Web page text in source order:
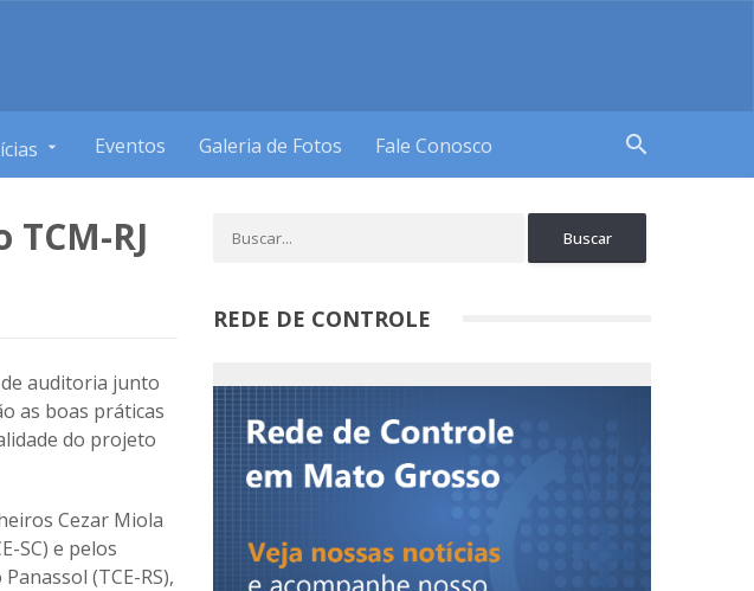
Eventos Galeria de Fotos Fale Conosco search
RJ
auditoria junto
as boas práticas
do projeto
Cezar Miola
SC) e pelos
(TCE-RS),
REDE DE CONTROLE